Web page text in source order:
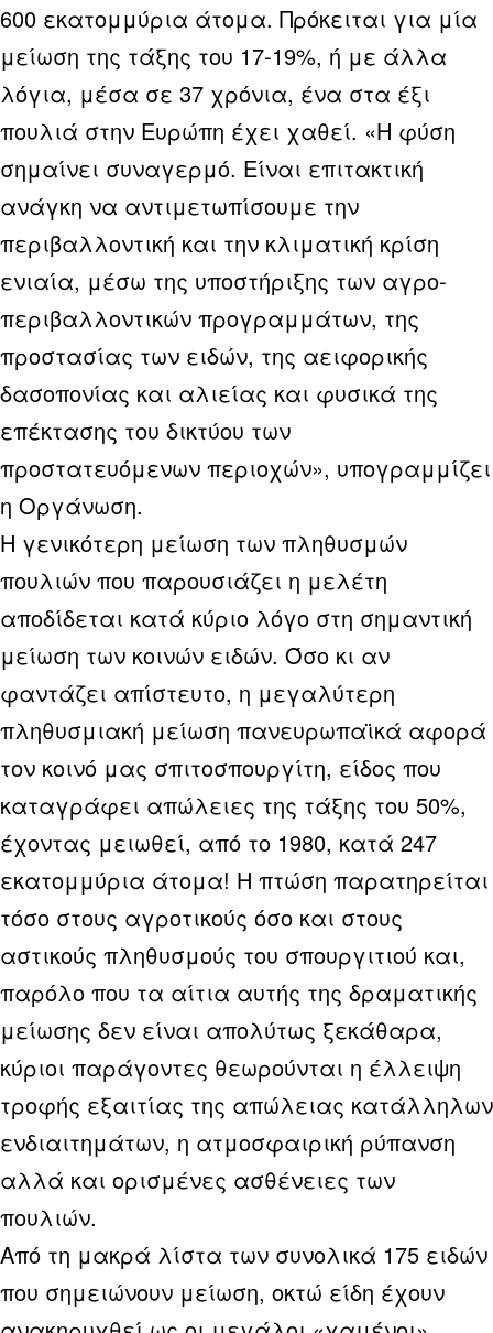
600 εκατομμύρια άτομα. Πρόκειται για μία
μείωση της τάξης του 17-19%, ή με άλλα
λόγια, μέσα σε 37 χρόνια, ένα στα έξι
πουλιά στην Ευρώπη έχει χαθεί. «Η φύση
σημαίνει συναγερμό. Είναι επιτακτική
ανάγκη να αντιμετωπίσουμε την
περιβαλλοντική και την κλιματική κρίση
ενιαία, μέσω της υποστήριξης των αγρο-
περιβαλλοντικών προγραμμάτων, της
προστασίας των ειδών, της αειφορικής
δασοπονίας και αλιείας και φυσικά της
επέκτασης του δικτύου των
προστατευόμενων περιοχών», υπογραμμίζει
η Οργάνωση.
Η γενικότερη μείωση των πληθυσμών
πουλιών που παρουσιάζει η μελέτη
αποδίδεται κατά κύριο λόγο στη σημαντική
μείωση των κοινών ειδών. Όσο κι αν
φαντάζει απίστευτο, η μεγαλύτερη
πληθυσμιακή μείωση πανευρωπαϊκά αφορά
τον κοινό μας σπιτοσπουργίτη, είδος που
καταγράφει απώλειες της τάξης του 50%,
έχοντας μειωθεί, από το 1980, κατά 247
εκατομμύρια άτομα! Η πτώση παρατηρείται
τόσο στους αγροτικούς όσο και στους
αστικούς πληθυσμούς του σπουργιτιού και,
παρόλο που τα αίτια αυτής της δραματικής
μείωσης δεν είναι απολύτως ξεκάθαρα,
κύριοι παράγοντες θεωρούνται η έλλειψη
τροφής εξαιτίας της απώλειας κατάλληλων
ενδιαιτημάτων, η ατμοσφαιρική ρύπανση
αλλά και ορισμένες ασθένειες των
πουλιών.
Από τη μακρά λίστα των συνολικά 175 ειδών
που σημειώνουν μείωση, οκτώ είδη έχουν